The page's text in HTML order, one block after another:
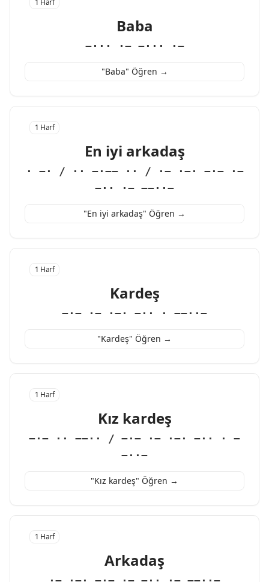
1 Harf
Baba
−··· ·− −··· ·−
"Baba" Öğren →
1 Harf
En iyi arkadaş
· −· / ·· −·−− ·· / ·− ·−· −·− ·−
−·· ·− −−··−
"En iyi arkadaş" Öğren →
1 Harf
Kardeş
−·− ·− ·−· −·· · −−··−
"Kardeş" Öğren →
1 Harf
Kız kardeş
−·− ·· −−·· / −·− ·− ·−· −·· · −
−··−
"Kız kardeş" Öğren →
1 Harf
Arkadaş